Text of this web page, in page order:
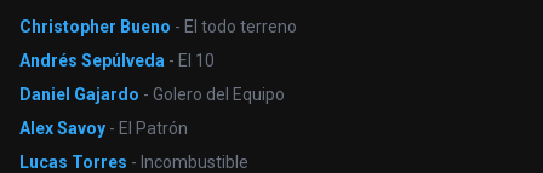
Christopher Bueno - El todo terreno
Andrés Sepúlveda - El 10
Daniel Gajardo - Golero del Equipo
Alex Savoy - El Patrón
Lucas Torres - Incombustible